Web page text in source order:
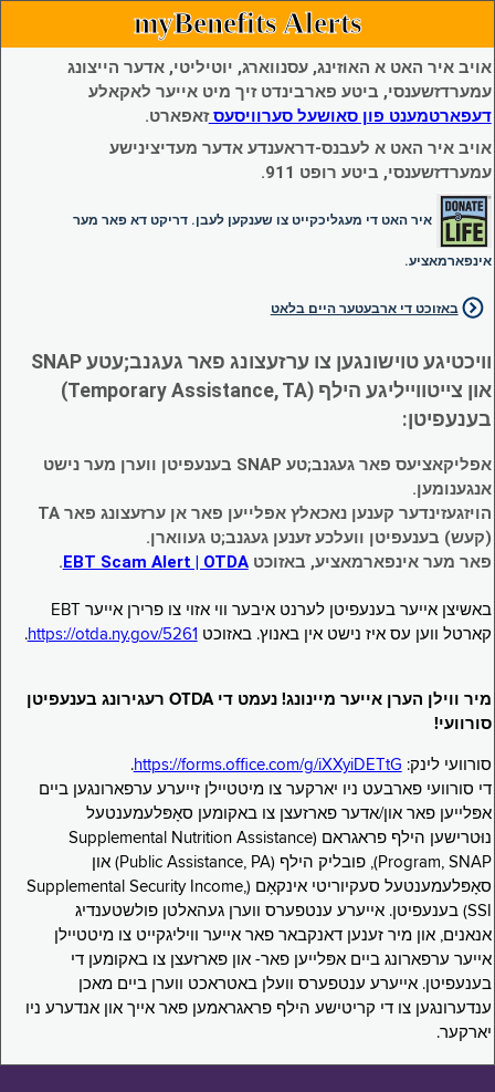
myBenefits Alerts
אויב איר האט א האוזינג, עסנווארג, יוטיליטי, אדער הייצונג
עמערדזשענסי, ביטע פארבינדט זיך מיט אייער לאקאלע
דעפארטמענט פון סאושעל סערוויסעסזאפארט.
אויב איר האט א לעבנס-דראענדע אדער מעדיצינישע
עמערדזשענסי, ביטע רופט 911.
איר האט די מעגליכקייט צו שענקען לעבן. דריקט דא פאר מער
אינפארמאציע.
באזוכט די ארבעטער היים בלאט
וויכטיגע טוישונגען צו ערזעצונג פאר געגנב;עטע SNAP
און צייטווייליגע הילף (Temporary Assistance, TA)
בענעפיטן:
אפליקאציעס פאר געגנב;טע SNAP בענעפיטן ווערן מער נישט
אנגענומען.
הויזגעזינדער קענען נאכאלץ אפּלייען פאר אן ערזעצונג פאר TA
(קעש) בענעפיטן וועלכע זענען געגנב;ט געווארן.
פאר מער אינפארמאציע, באזוכטEBT Scam Alert | OTDA
.
באשיצן אייער בענעפיטן לערנט איבער ווי אזוי צו פרירן אייער EBT
קארטל ווען עס איז נישט אין באנוץ. באזוכט https://otda.ny.gov/5261
.
מיר ווילן הערן אייער מיינונג! נעמט די OTDA רעגירונג בענעפיטן
סורוועי!
סורוועי לינק: https://forms.office.com/g/iXXyiDETtG
.
די סורוועי פארבעט ניו יארקער צו מיטטיילן זייערע ערפארונגען ביים
אפּלייען פאר און/אדער פארזעצן צו באקומען סאָפּלעמענטעל
נוּטרישען הילף פראגראם (Supplemental Nutrition Assistance
Program, SNAP), פובליק הילף (Public Assistance, PA) און
סאָפּלעמענטעל סעקיוריטי אינקאָם (Supplemental Security Income,
SSI) בענעפיטן. אייערע ענטפערס ווערן געהאלטן פולשטענדיג
אנאנים, און מיר זענען דאנקבאר פאר אייער וויליגקייט צו מיטטיילן
אייער ערפארונג ביים אפּלייען פאר- און פארזעצן צו באקומען די
בענעפיטן. אייערע ענטפערס וועלן באטראכט ווערן ביים מאכן
ענדערונגען צו די קריטישע הילף פראגראמען פאר אייך און אנדערע ניו
יארקער.